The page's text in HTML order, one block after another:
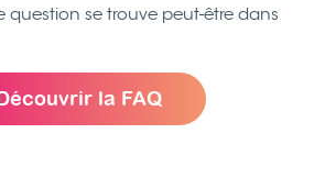
question se trouve peut-être dans
la FAQ